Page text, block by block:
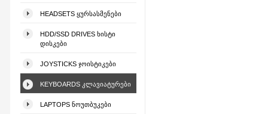
HEADSETS ᲧᲣᲠᲡᲐᲡᲛᲔᲜᲔᲑᲘ
HDD/SSD DRIVES ᲮᲘᲡᲢᲘ
ᲓᲘᲡᲙᲔᲑᲘ
JOYSTICKS ᲯᲝᲘᲡᲢᲘᲙᲔᲑᲘ
KEYBOARDS ᲙᲚᲐᲕᲘᲐᲢᲣᲠᲔᲑᲘ
LAPTOPS ᲜᲝᲣᲗᲑᲣᲙᲔᲑᲘ